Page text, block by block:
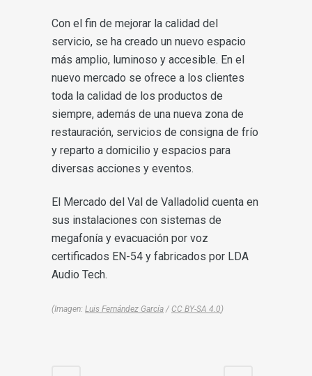
Con el fin de mejorar la calidad del
servicio, se ha creado un nuevo espacio
más amplio, luminoso y accesible. En el
nuevo mercado se ofrece a los clientes
toda la calidad de los productos de
siempre, además de una nueva zona de
restauración, servicios de consigna de frío
y reparto a domicilio y espacios para
diversas acciones y eventos.
El Mercado del Val de Valladolid cuenta en
sus instalaciones con sistemas de
megafonía y evacuación por voz
certificados EN-54 y fabricados por LDA
Audio Tech.
(Imagen: Luis Fernández García / CC BY-SA 4.0)